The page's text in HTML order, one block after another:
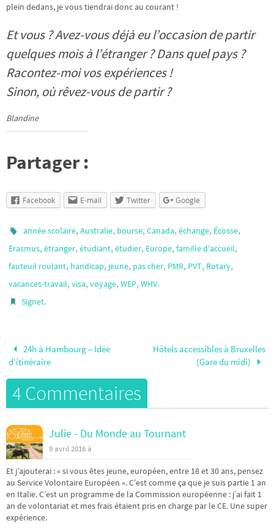
plein dedans, je vous tiendrai donc au courant !
Et vous ? Avez-vous déjà eu l’occasion de partir
quelques mois à l’étranger ? Dans quel pays ?
Racontez-moi vos expériences !
Sinon, où rêvez-vous de partir ?
Blandine
Partager :
Facebook E-mail Twitter Google
année scolaire,Australie, bourse,Canada,échange, Écosse,
Erasmus, étranger, étudiant, étudier, Europe, famille d'accueil,
fauteuil roulant, handicap, jeune, pas cher, PMR, PVT, Rotary,
vacances-travail, visa, voyage, WEP, WHV.
Signet.
24h à Hambourg – Idée
d’itinéraire
Hôtels accessibles à Bruxelles
(Gare du midi)
4 Commentaires
Julie - Du Monde au Tournant
9 avril 2016 à
Et j’ajouterai : « si vous êtes jeune, européen, entre 18 et 30 ans, pensez
au Service Volontaire Européen ». C’est comme ça que je suis partie 1 an
en Italie. C’est un programme de la Commission européenne : j’ai fait 1
an de volontariat et mes frais étaient pris en charge par le CE. Une super
expérience.